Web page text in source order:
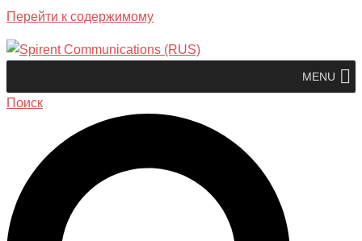
Перейти к содержимому
MENU
Поиск